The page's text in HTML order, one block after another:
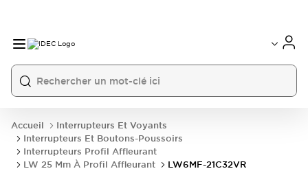
Accueil
Interrupteurs Et Voyants
Interrupteurs Et Boutons-Poussoirs
Interrupteurs Profil Affleurant
LW 25 Mm À Profil Affleurant
LW6MF-21C32VR